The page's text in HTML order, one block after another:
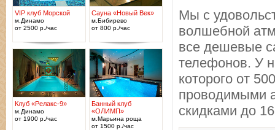
Мы с
волшебной
все дешевые
телефонов. У
которого от
проводимыми
скидками до
VIP клуб Морской
м.Динамо
от 2500 р./час
Сауна «Новый Век»
м.Бибирево
от 800 р./час
Клуб «Релакс-9»
м.Динамо
от 1900 р./час
Банный клуб
«ОЛИМП»
м.Марьина роща
от 1500 р./час